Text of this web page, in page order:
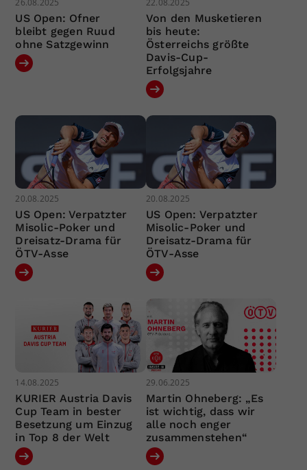
US Open: Ofner
bleibt gegen Ruud
ohne Satzgewinn
Von den Musketieren
bis heute:
Österreichs größte
Davis-Cup-
Erfolgsjahre
20.08.2025
US Open: Verpatzter
Misolic-Poker und
Dreisatz-Drama für
ÖTV-Asse
20.08.2025
US Open: Verpatzter
Misolic-Poker und
Dreisatz-Drama für
ÖTV-Asse
14.08.2025
KURIER Austria Davis
Cup Team in bester
Besetzung um Einzug
in Top 8 der Welt
29.06.2025
Martin Ohneberg: „Es
ist wichtig, dass wir
alle noch enger
zusammenstehen“